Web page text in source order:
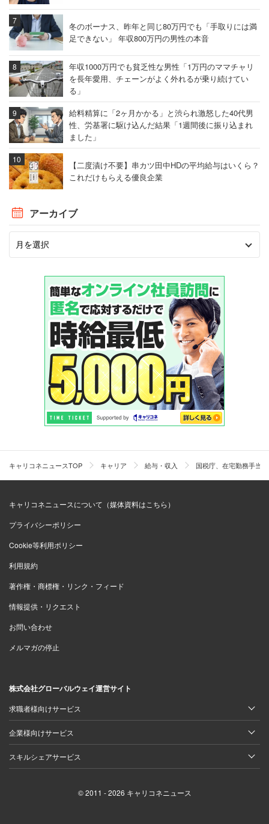
冬のボーナス、昨年と同じ80万円でも「手取りには満
足できない」 年収800万円の男性の本音
年収1000万円でも貧乏性な男性「1万円のママチャリ
を長年愛用、チェーンがよく外れるが乗り続けてい
る」
給料精算に「2ヶ月かかる」と渋られ激怒した40代男
性、労基署に駆け込んだ結果「1週間後に振り込まれ
ました」
【二度漬け不要】串カツ田中HDの平均給与はいくら？
これだけもらえる優良企業
アーカイブ
キャリコネニュースTOP キャリア 給与・収入 国税庁、在宅勤務手当
キャリコネニュースについて（媒体資料はこちら）
プライバシーポリシー
Cookie等利用ポリシー
利用規約
著作権・商標権・リンク・フィード
情報提供・リクエスト
お問い合わせ
メルマガの停止
株式会社グローバルウェイ運営サイト
求職者様向けサービス
企業様向けサービス
スキルシェアサービス
© 2011 - 2026 キャリコネニュース